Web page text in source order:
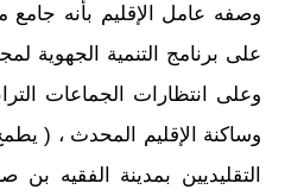
وصفه عامل الإقليم بأنه جامع
على برنامج التنمية الجهوية
وعلى انتظارات الجماعات
وساكنة الإقليم المحدث ، (
التقليديين بمدينة الفقيه بن